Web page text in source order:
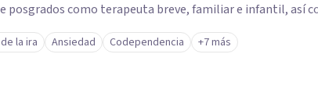
posgrados como terapeuta breve, familiar e infantil, así
profesional y experiencia clínica de más de 26 años y
en el proceso con empatía auténtica y comunicación
la ira Ansiedad Codependencia +7 más